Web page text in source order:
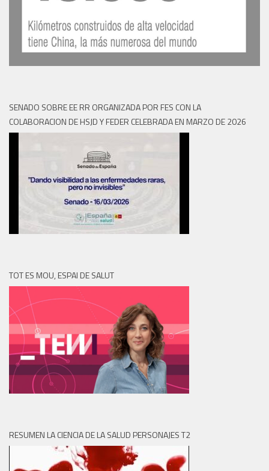
SENADO SOBRE EE RR ORGANIZADA POR FES CON LA
COLABORACION DE HSJD Y FEDER CELEBRADA EN MARZO DE 2026
TOT ES MOU, ESPAI DE SALUT
RESUMEN LA CIENCIA DE LA SALUD PERSONAJES T2